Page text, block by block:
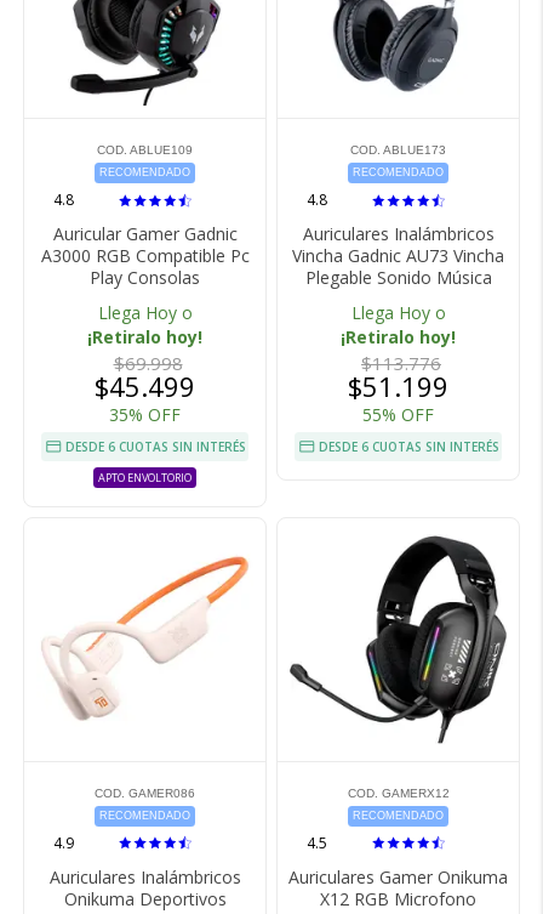
COD. ABLUE109
RECOMENDADO
4.8
Auricular Gamer Gadnic
A3000 RGB Compatible Pc
Play Consolas
Llega Hoy o
¡Retiralo hoy!
$69.998
$45.499
35% OFF
DESDE 6 CUOTAS SIN INTERÉS
APTO ENVOLTORIO
COD. ABLUE173
RECOMENDADO
4.8
Auriculares Inalámbricos
Vincha Gadnic AU73 Vincha
Plegable Sonido Música
Llega Hoy o
¡Retiralo hoy!
$113.776
$51.199
55% OFF
DESDE 6 CUOTAS SIN INTERÉS
COD. GAMER086
RECOMENDADO
4.9
Auriculares Inalámbricos
Onikuma Deportivos
COD. GAMERX12
RECOMENDADO
4.5
Auriculares Gamer Onikuma
X12 RGB Microfono